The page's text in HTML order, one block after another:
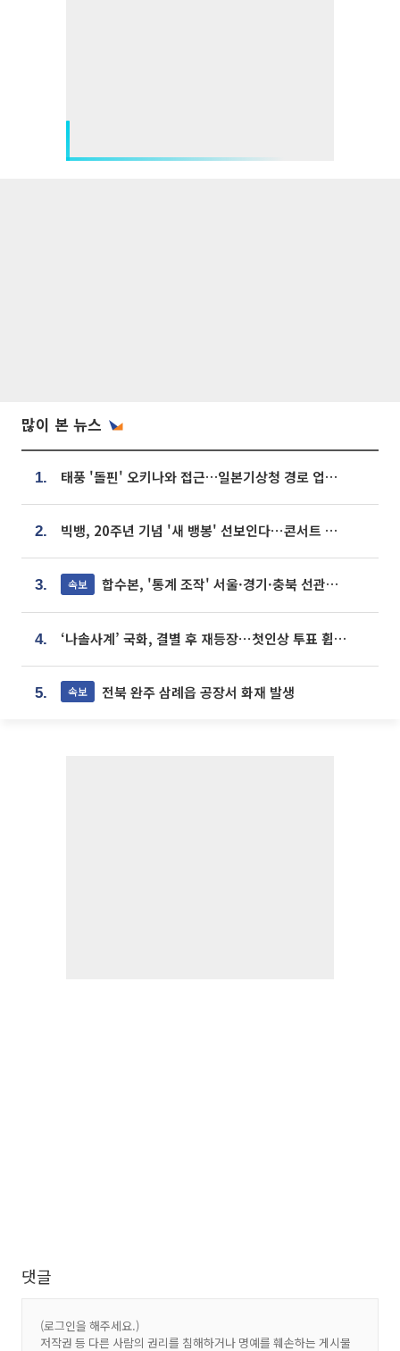
많이 본 뉴스
1. 태풍 '돌핀' 오키나와 접근…일본기상청 경로 업데이트
2. 빅뱅, 20주년 기념 '새 뱅봉' 선보인다⋯콘서트 앞두고 팝업 개최
3. 속보 합수본, '통계 조작' 서울·경기·충북 선관위 등 추가 압수수색
4. ‘나솔사계’ 국화, 결별 후 재등장⋯첫인상 투표 휩쓸고 ‘인기녀’ 등극
5. 속보 전북 완주 삼례읍 공장서 화재 발생
댓글